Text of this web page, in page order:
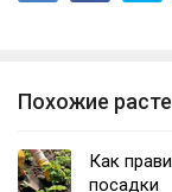
Похожие
Как
посадки